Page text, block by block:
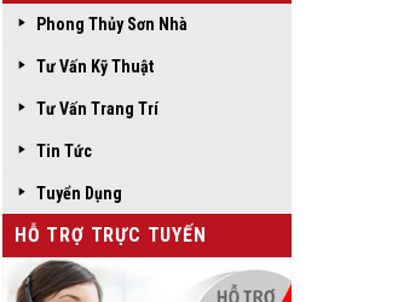
Phong Thủy Sơn Nhà
Tư Vấn Kỹ Thuật
Tư Vấn Trang Trí
Tin Tức
Tuyển Dụng
HỖ TRỢ TRỰC TUYẾN